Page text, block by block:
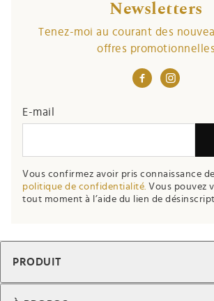
Newsletters
Tenez-moi au courant des
offres
E-mail
Vous confirmez avoir pris connaissance
politique de confidentialité. Vous pouvez
tout moment à l’aide du lien de
PRODUIT